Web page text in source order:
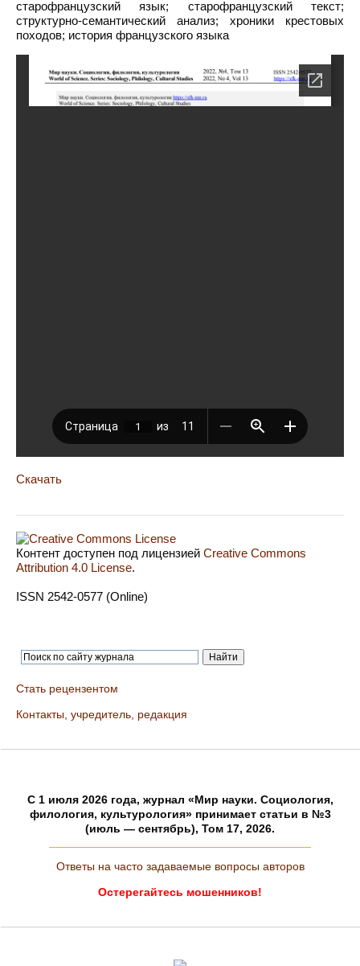
старофранцузский язык; старофранцузский текст;
структурно-семантический анализ; хроники крестовых
походов; история французского языка
Скачать
Контент доступен под лицензией Creative Commons
Attribution 4.0 License.
ISSN 2542-0577 (Online)
Стать рецензентом
Контакты, учредитель, редакция
C 1 июля 2026 года, журнал «Мир науки. Социология,
филология, культурология» принимает статьи в №3
(июль — сентябрь), Том 17, 2026.
Ответы на часто задаваемые вопросы авторов
Остерегайтесь мошенников!